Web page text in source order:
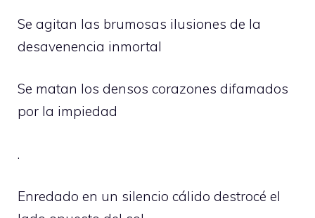
Se agitan las brumosas ilusiones de la
desavenencia inmortal
Se matan los densos corazones difamados
por la impiedad
.
Enredado en un silencio cálido destrocé el